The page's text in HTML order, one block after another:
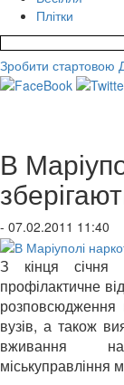
Плітки
Зробити стартовою
В
- 07.02.2011 11:40
З кінця січня
профілактичне
розповсюдження
вузів, а також
вживання
міськуправління